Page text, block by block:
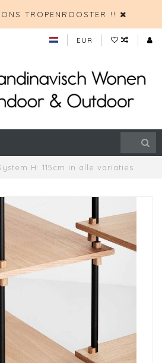
TROPENROOSTER !!
EUR
H: 115cm in alle variaties